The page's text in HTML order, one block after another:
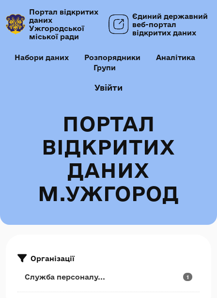
Портал відкритих
даних
Ужгородської
міської ради
Єдиний державний
веб-портал
відкритих даних
Набори даних Розпорядники
Аналітика
Групи
Увійти
ПОРТАЛ
ВІДКРИТИХ
ДАНИХ
М.УЖГОРОД
Організації
Служба персоналу... 1